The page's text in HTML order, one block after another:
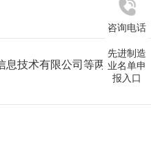
咨询电话
先进制造
业名单申
报入口
发布
息技术有限公司等两家中介